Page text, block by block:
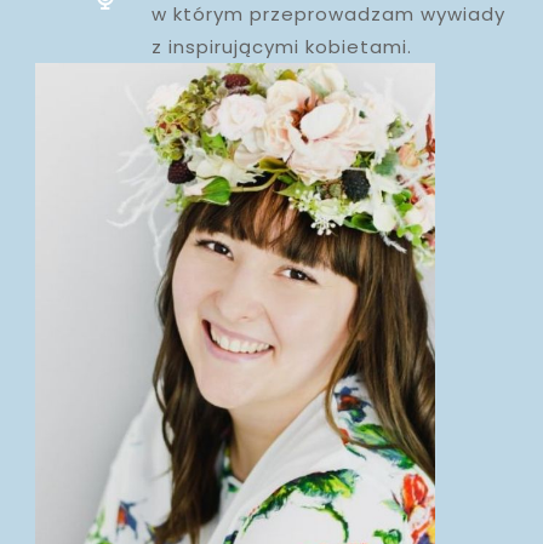
w którym przeprowadzam wywiady
z inspirującymi kobietami.